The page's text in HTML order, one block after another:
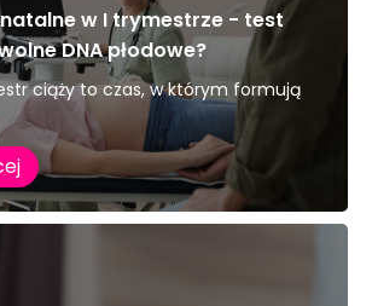
w I trymestrze - test
DNA płodowe?
ciąży to czas, w którym formują